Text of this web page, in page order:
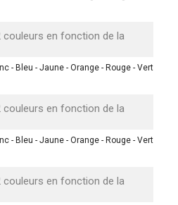
- Bleu - Jaune - Orange - Rouge - Vert
- Bleu - Jaune - Orange - Rouge - Vert